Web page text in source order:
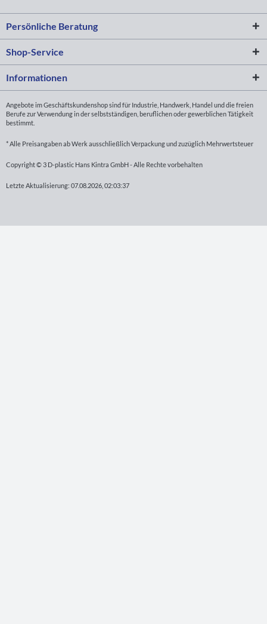
Persönliche Beratung
Shop-Service
Informationen
Angebote im Geschäftskundenshop sind für Industrie, Handwerk, Handel und die freien
Berufe zur Verwendung in der selbstständigen, beruflichen oder gewerblichen Tätigkeit
bestimmt.
* Alle Preisangaben ab Werk ausschließlich Verpackung und zuzüglich Mehrwertsteuer
Copyright © 3 D-plastic Hans Kintra GmbH - Alle Rechte vorbehalten
Letzte Aktualisierung: 07.08.2026, 02:03:37